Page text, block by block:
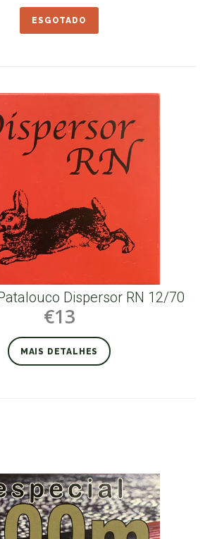
ESGOTADO
Dispersor RN 12/70
€13
MAIS DETALHES